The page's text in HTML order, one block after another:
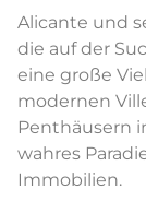
Alicante und
die auf der
eine große
modernen
Penthäusern
wahres
Immobilien.